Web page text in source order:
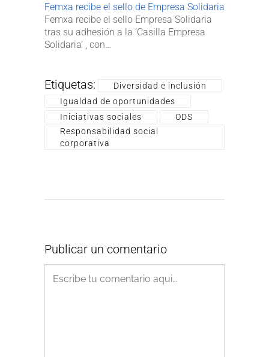
Femxa recibe el sello de Empresa Solidaria
Femxa recibe el sello Empresa Solidaria
tras su adhesión a la ‘Casilla Empresa
Solidaria’ , con…
Etiquetas:
Diversidad e inclusión
Igualdad de oportunidades
Iniciativas sociales
ODS
Responsabilidad social
corporativa
Publicar un comentario